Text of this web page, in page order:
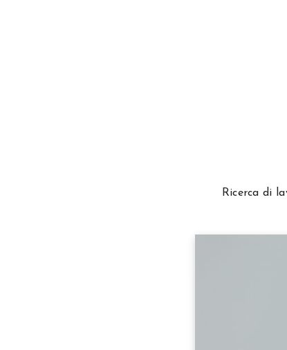
Ricerca di